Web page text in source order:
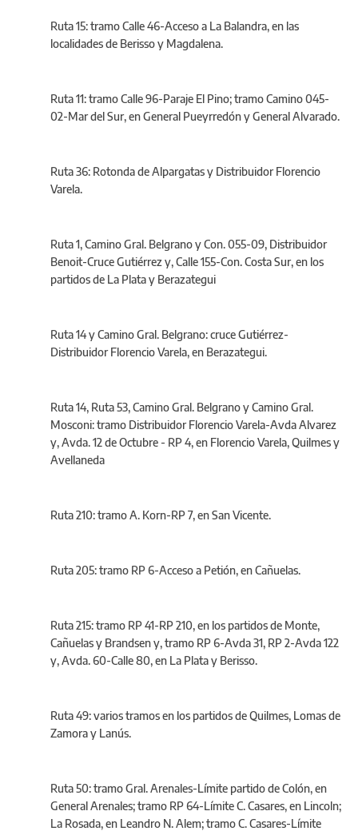
Ruta 15: tramo Calle 46-Acceso a La Balandra, en las
localidades de Berisso y Magdalena.
Ruta 11: tramo Calle 96-Paraje El Pino; tramo Camino 045-
02-Mar del Sur, en General Pueyrredón y General Alvarado.
Ruta 36: Rotonda de Alpargatas y Distribuidor Florencio
Varela.
Ruta 1, Camino Gral. Belgrano y Con. 055-09, Distribuidor
Benoit-Cruce Gutiérrez y, Calle 155-Con. Costa Sur, en los
partidos de La Plata y Berazategui
Ruta 14 y Camino Gral. Belgrano: cruce Gutiérrez-
Distribuidor Florencio Varela, en Berazategui.
Ruta 14, Ruta 53, Camino Gral. Belgrano y Camino Gral.
Mosconi: tramo Distribuidor Florencio Varela-Avda Alvarez
y, Avda. 12 de Octubre - RP 4, en Florencio Varela, Quilmes y
Avellaneda
Ruta 210: tramo A. Korn-RP 7, en San Vicente.
Ruta 205: tramo RP 6-Acceso a Petión, en Cañuelas.
Ruta 215: tramo RP 41-RP 210, en los partidos de Monte,
Cañuelas y Brandsen y, tramo RP 6-Avda 31, RP 2-Avda 122
y, Avda. 60-Calle 80, en La Plata y Berisso.
Ruta 49: varios tramos en los partidos de Quilmes, Lomas de
Zamora y Lanús.
Ruta 50: tramo Gral. Arenales-Límite partido de Colón, en
General Arenales; tramo RP 64-Límite C. Casares, en Lincoln;
La Rosada, en Leandro N. Alem; tramo C. Casares-Límite